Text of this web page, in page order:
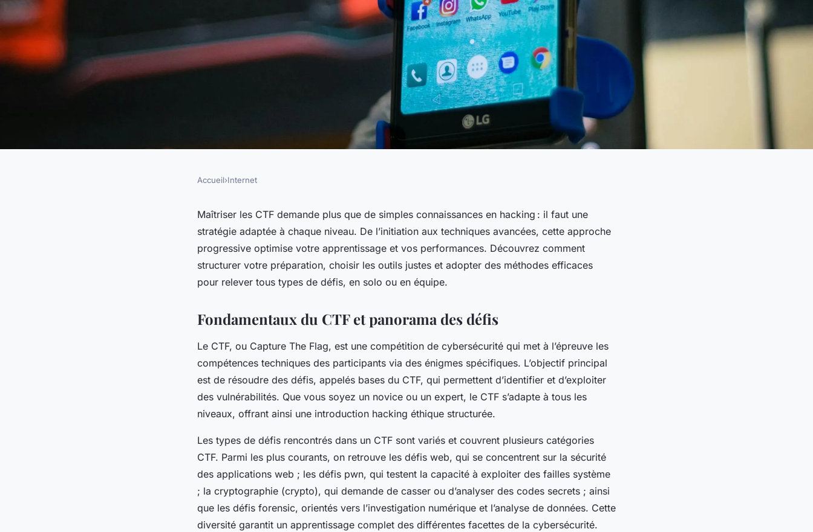
Les meilleures stratégies de ctf
hacking pour tous niveaux
Accueil›Internet
Maîtriser les CTF demande plus que de simples connaissances en hacking : il faut une
stratégie adaptée à chaque niveau. De l’initiation aux techniques avancées, cette approche
progressive optimise votre apprentissage et vos performances. Découvrez comment
structurer votre préparation, choisir les outils justes et adopter des méthodes efficaces
pour relever tous types de défis, en solo ou en équipe.
Fondamentaux du CTF et panorama des défis
Le CTF, ou Capture The Flag, est une compétition de cybersécurité qui met à l’épreuve les
compétences techniques des participants via des énigmes spécifiques. L’objectif principal
est de résoudre des défis, appelés bases du CTF, qui permettent d’identifier et d’exploiter
des vulnérabilités. Que vous soyez un novice ou un expert, le CTF s’adapte à tous les
niveaux, offrant ainsi une introduction hacking éthique structurée.
Les types de défis rencontrés dans un CTF sont variés et couvrent plusieurs catégories
CTF. Parmi les plus courants, on retrouve les défis web, qui se concentrent sur la sécurité
des applications web ; les défis pwn, qui testent la capacité à exploiter des failles système
; la cryptographie (crypto), qui demande de casser ou d’analyser des codes secrets ; ainsi
que les défis forensic, orientés vers l’investigation numérique et l’analyse de données. Cette
diversité garantit un apprentissage complet des différentes facettes de la cybersécurité.